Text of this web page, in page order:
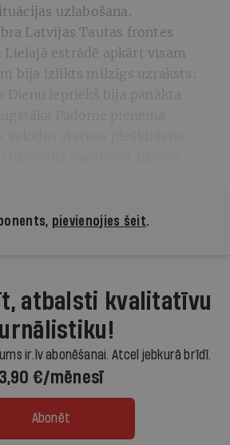
uzlabošana.
Latvijas Tautas frontes
estrādē apkārt visam
bija izlikts milzīgs uzraksts:
Dienu iepriekš bija panākta
pievienojies šeit.
atbalsti kvalitatīvu
ir.lv abonēšanai. Atcel jebkurā brīdī.
3,90 €/mēnesī
Abonēt